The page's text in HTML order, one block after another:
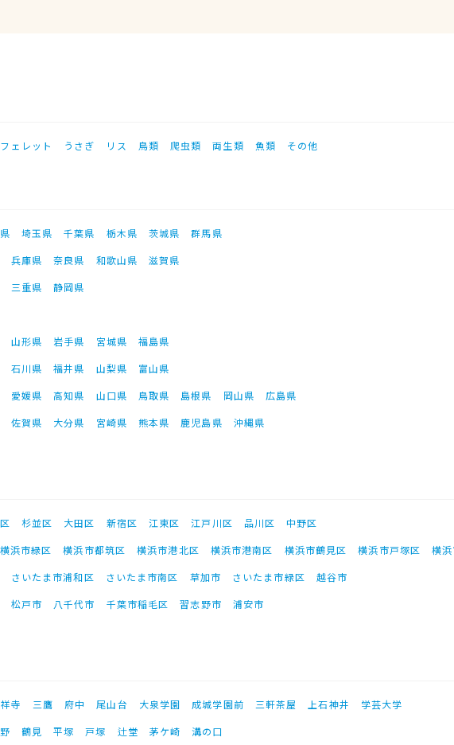
フェレット うさぎ リス 鳥類 爬虫類 両生類 魚類 その他
埼玉県 千葉県 栃木県 茨城県
群馬県
兵庫県 奈良県 和歌山県
滋賀県
三重県
静岡県
山形県 岩手県 宮城県
福島県
石川県 福井県 山梨県
富山県
愛媛県 高知県 山口県 鳥取県 島根県 岡山県
広島県
佐賀県 大分県 宮崎県 熊本県 鹿児島県 沖縄県
杉並区 大田区 新宿区 江東区 江戸川区 品川区
中野区
横浜市緑区 横浜市都筑区 横浜市港北区 横浜市港南区 横浜市鶴見区 横浜市戸塚区
横
さいたま市浦和区 さいたま市南区 草加市 さいたま市緑区
越谷市
松戸市 八千代市 千葉市稲毛区 習志野市 浦安市
寺 三鷹 府中 尾山台 大泉学園 成城学園前 三軒茶屋 上石神井
学芸大学
鶴見 平塚 戸塚 辻堂 茅ケ崎
溝の口